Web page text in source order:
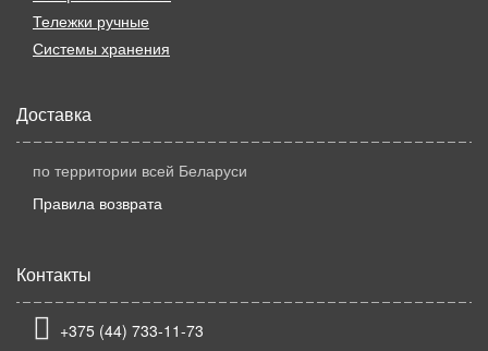
Тележки ручные
Системы хранения
Доставка
по территории всей Беларуси
Правила возврата
Контакты
+375 (44) 733-11-73